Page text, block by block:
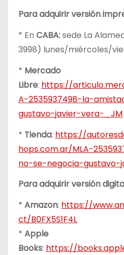
Para adquirir versión
* En CABA:sede La
3998) lunes/miércoles/
* Mercado
Libre: https://
A-2535937498-la-
gustavo-javier-vera-_JM
* Tienda: https://
hops.com.ar/MLA-
no-se-negocia-
Para adquirir versión
* Amazon: https://
ct/B0FX5S1F4L
* Apple
Books: https://